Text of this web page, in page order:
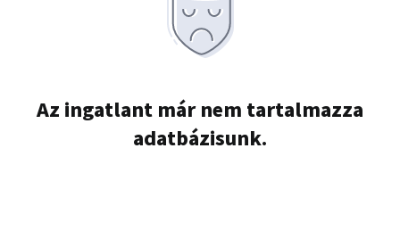
Az ingatlant már nem tartalmazza
adatbázisunk.